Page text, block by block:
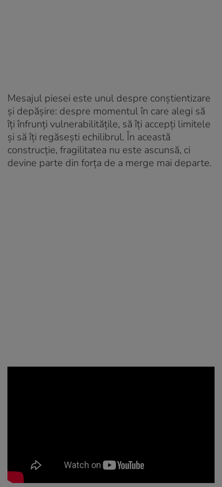
Mesajul piesei este unul despre conștientizare
și depășire: despre momentul în care alegi să
îți înfrunți vulnerabilitățile, să îți accepți limitele
și să îți regăsești echilibrul. În această
construcție, fragilitatea nu este ascunsă, ci
devine parte din forța de a merge mai departe.